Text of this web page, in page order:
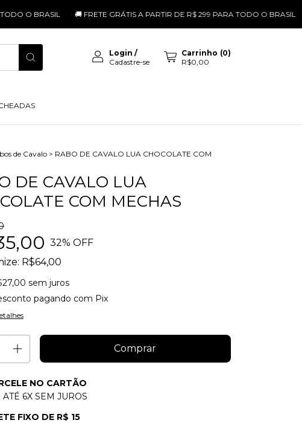
🚚 FRETE GRÁTIS A PARTIR DE R$ 299 PARA TODO O BRASIL 🚚
Login /
Cadastre-se
Carrinho (0)
R$0,00
de Cavalo > RABO DE CAVALO LUA CHOCOLATE COM
DE CAVALO LUA
COM MECHAS
32% OFF
R$64,00
sem juros
pagando com Pix
NO CARTÃO
ATÉ 6X SEM JUROS
FIXO DE R$ 15